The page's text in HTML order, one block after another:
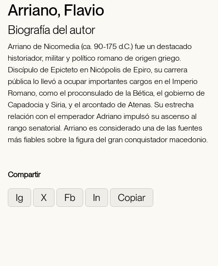
Arriano, Flavio
Biografía del autor
Arriano de Nicomedia (ca. 90-175 d.C.) fue un destacado
historiador, militar y político romano de origen griego.
Discípulo de Epicteto en Nicópolis de Epiro, su carrera
pública lo llevó a ocupar importantes cargos en el Imperio
Romano, como el proconsulado de la Bética, el gobierno de
Capadocia y Siria, y el arcontado de Atenas. Su estrecha
relación con el emperador Adriano impulsó su ascenso al
rango senatorial. Arriano es considerado una de las fuentes
más fiables sobre la figura del gran conquistador macedonio.
Compartir